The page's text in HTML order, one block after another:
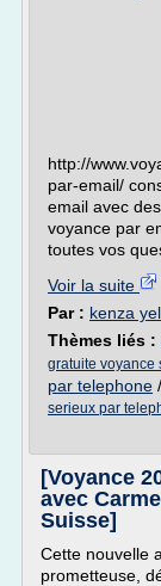
http://
par-email/
email avec
voyance par
toutes vos
Voir la suite
Par : kenza
Thèmes liés :
gratuite voyance
par telephone /
serieux par
[Voyance
avec
Suisse]
Cette nouvelle
prometteuse,